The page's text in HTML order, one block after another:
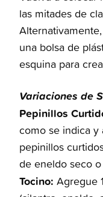
las mitades de
una bolsa de
esquina para
Variaciones de
Pepinillos
como se indica y
pepinillos
de eneldo seco
Tocino: Agregue